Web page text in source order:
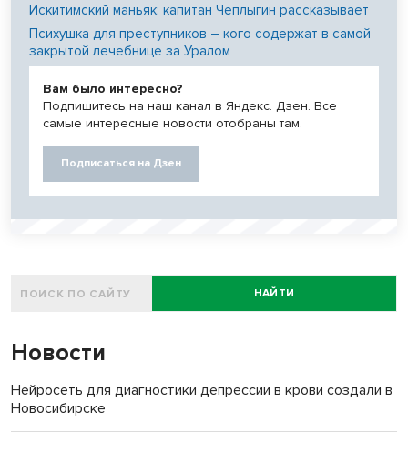
Искитимский маньяк: капитан Чеплыгин рассказывает
Психушка для преступников – кого содержат в самой
закрытой лечебнице за Уралом
Вам было интересно?
Подпишитесь на наш канал в Яндекс. Дзен. Все
самые интересные новости отобраны там.
Подписаться на Дзен
НАЙТИ
Новости
Нейросеть для диагностики депрессии в крови создали в
Новосибирске